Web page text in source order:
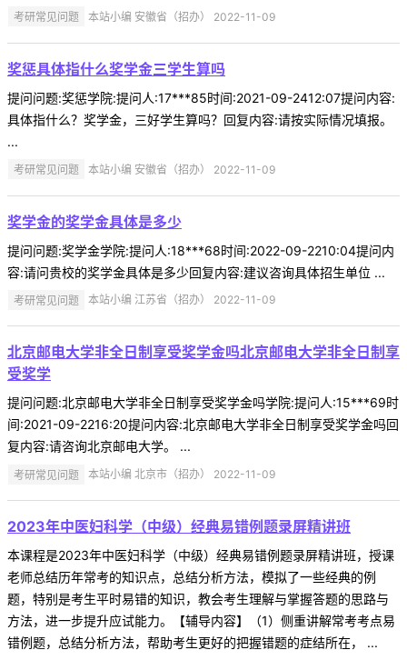
考研常见问题 本站小编 安徽省（招办） 2022-11-09
奖惩具体指什么奖学金三学生算吗
提问问题:奖惩学院:提问人:17***85时间:2021-09-2412:07提问内容:
具体指什么？奖学金，三好学生算吗？回复内容:请按实际情况填报。
...
考研常见问题 本站小编 安徽省（招办） 2022-11-09
奖学金的奖学金具体是多少
提问问题:奖学金学院:提问人:18***68时间:2022-09-2210:04提问内
容:请问贵校的奖学金具体是多少回复内容:建议咨询具体招生单位 ...
考研常见问题 本站小编 江苏省（招办） 2022-11-09
北京邮电大学非全日制享受奖学金吗北京邮电大学非全日制享
受奖学
提问问题:北京邮电大学非全日制享受奖学金吗学院:提问人:15***69时
间:2021-09-2216:20提问内容:北京邮电大学非全日制享受奖学金吗回
复内容:请咨询北京邮电大学。 ...
考研常见问题 本站小编 北京市（招办） 2022-11-09
2023年中医妇科学（中级）经典易错例题录屏精讲班
本课程是2023年中医妇科学（中级）经典易错例题录屏精讲班，授课
老师总结历年常考的知识点，总结分析方法，模拟了一些经典的例
题，特别是考生平时易错的知识，教会考生理解与掌握答题的思路与
方法，进一步提升应试能力。【辅导内容】（1）侧重讲解常考考点易
错例题，总结分析方法，帮助考生更好的把握错题的症结所在， ...